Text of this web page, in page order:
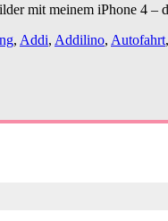
mit meinem iPhone 4 –
, Addi, Addilino, Autofahrt,